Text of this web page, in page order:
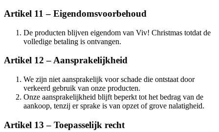
Artikel 11 – Eigendomsvoorbehoud
De producten blijven eigendom van Viv! Christmas totdat de
volledige betaling is ontvangen.
Artikel 12 – Aansprakelijkheid
We zijn niet aansprakelijk voor schade die ontstaat door
verkeerd gebruik van onze producten.
Onze aansprakelijkheid blijft beperkt tot het bedrag van de
aankoop, tenzij er sprake is van opzet of grove nalatigheid.
Artikel 13 – Toepasselijk recht